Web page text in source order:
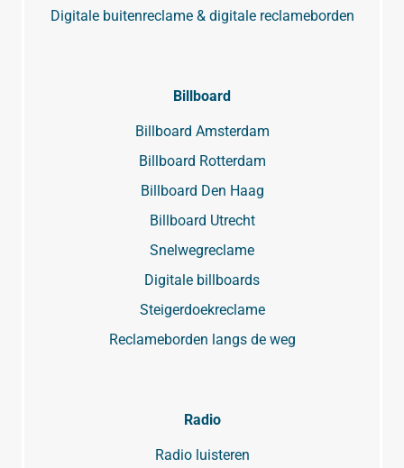
Digitale buitenreclame & digitale reclameborden
Billboard
Billboard Amsterdam
Billboard Rotterdam
Billboard Den Haag
Billboard Utrecht
Snelwegreclame
Digitale billboards
Steigerdoekreclame
Reclameborden langs de weg
Radio
Radio luisteren